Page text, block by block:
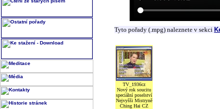
Tyto pořady (.mpg) naleznete v sekci
TV_1936cz
Nový rok soucitu
speciální poselství
Nejvyšši Mistryně
Ching Hai CZ